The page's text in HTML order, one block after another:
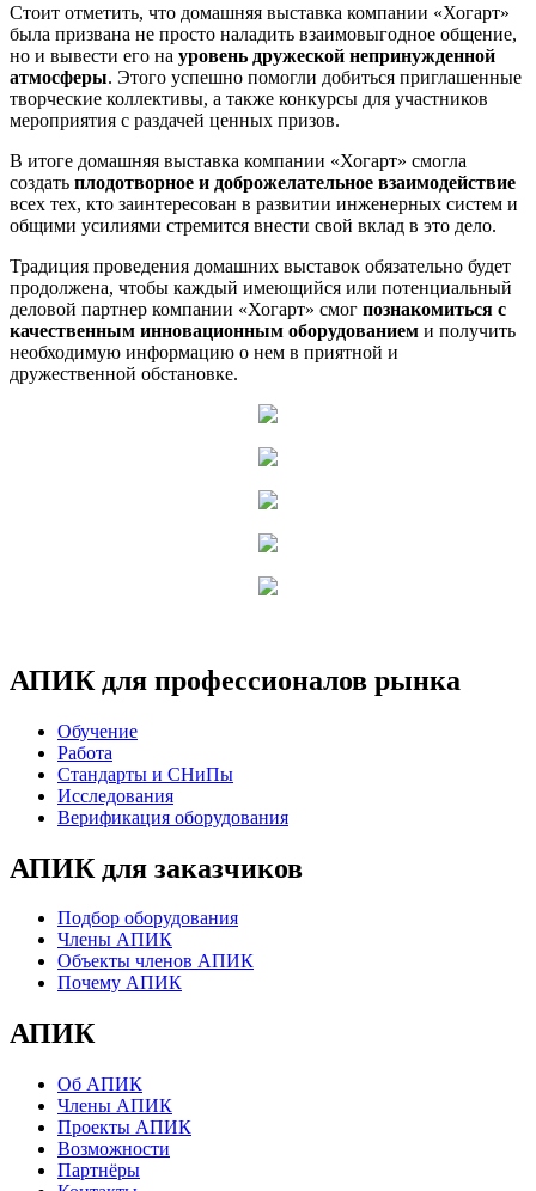
Стоит отметить, что домашняя выставка компании «Хогарт»
была призвана не просто наладить взаимовыгодное общение,
но и вывести его на уровень дружеской непринужденной
атмосферы. Этого успешно помогли добиться приглашенные
творческие коллективы, а также конкурсы для участников
мероприятия с раздачей ценных призов.
В итоге домашняя выставка компании «Хогарт» смогла
создать плодотворное и доброжелательное взаимодействие
всех тех, кто заинтересован в развитии инженерных систем и
общими усилиями стремится внести свой вклад в это дело.
Традиция проведения домашних выставок обязательно будет
продолжена, чтобы каждый имеющийся или потенциальный
деловой партнер компании «Хогарт» смог познакомиться с
качественным инновационным оборудованием и получить
необходимую информацию о нем в приятной и
дружественной обстановке.
АПИК для профессионалов рынка
Обучение
Работа
Стандарты и СНиПы
Исследования
Верификация оборудования
АПИК для заказчиков
Подбор оборудования
Члены АПИК
Объекты членов АПИК
Почему АПИК
АПИК
Об АПИК
Члены АПИК
Проекты АПИК
Возможности
Партнёры